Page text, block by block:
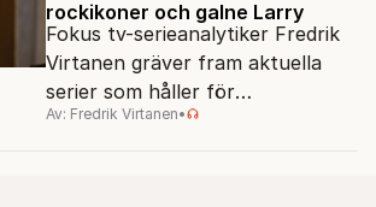
rockikoner och galne Larry
Fokus tv-serieanalytiker Fredrik
Virtanen gräver fram aktuella
serier som håller för
augustisoffan – när
Av: Fredrik Virtanen•